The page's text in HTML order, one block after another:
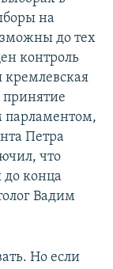
на
до тех
контроль
кремлевская
принятие
парламентом,
Петра
что
до конца
Вадим
Но если